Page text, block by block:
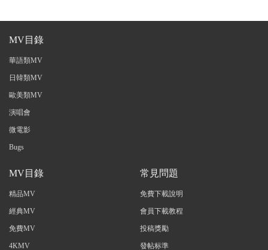
MV目錄
華語類MV
日韓類MV
歐美類MV
演唱會
微電影
Bugs
MV目錄
精品MV
經典MV
免費MV
4KMV
常見問題
免費下載說明
會員下載教程
投稿獎勵
發帖标準